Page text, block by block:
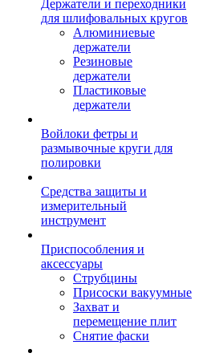
Держатели и переходники
для шлифовальных кругов
Алюминиевые
держатели
Резиновые
держатели
Пластиковые
держатели
Войлоки фетры и
размывочные круги для
полировки
Средства защиты и
измерительный
инструмент
Приспособления и
аксессуары
Струбцины
Присоски вакуумные
Захват и
перемещение плит
Снятие фаски